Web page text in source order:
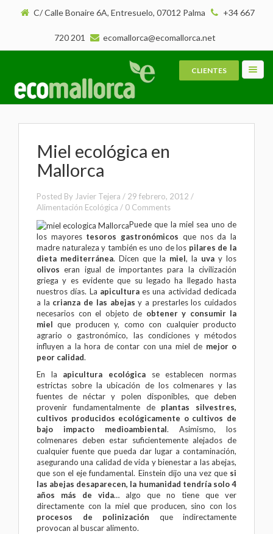
C/ Calle Bonaire 6A, Entresuelo, 07012 Palma +34 667
720 201 ecomallorca@ecomallorca.net
CLIENTES
Miel ecológica en
Mallorca
Posted By Javier Tejera / 29 febrero, 2012 /
Alimentación Ecológica / 0 Comments
Puede que la miel sea uno de
los mayores tesoros gastronómicos que nos da la
madre naturaleza y también es uno de los pilares de la
dieta mediterránea. Dicen que la miel, la uva y los
olivos eran igual de importantes para la civilización
griega y es evidente que su legado ha llegado hasta
nuestros días. La apiculturaes una actividad dedicada
a la crianza de las abejas y a prestarles los cuidados
necesarios con el objeto de obtener y consumirla
miel que producen y, como con cualquier producto
agrario o gastronómico, las condiciones y métodos
influyen a la hora de contar con una miel de mejor o
peor calidad.
En la apicultura ecológica se establecen normas
estrictas sobre la ubicación de los colmenares y las
fuentes de néctar y polen disponibles, que deben
provenir fundamentalmente de plantas silvestres,
cultivos producidos ecológicamente o cultivos de
bajo impacto medioambiental. Asimismo, los
colmenares deben estar suficientemente alejados de
cualquier fuente que pueda dar lugar a contaminación,
asegurando una calidad de vida y bienestar a las abejas,
que son el eje fundamental. Einstein dijo una vez que si
las abejas desaparecen, la humanidad tendría solo 4
años más de vida… algo que no tiene que ver
directamente con la miel que producen, sino con los
procesos de polinización que indirectamente
provocan al buscar alimento.